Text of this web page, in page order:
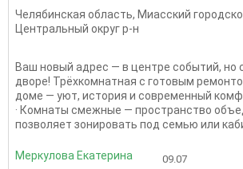
Челябинская область, Миасский
Центральный округ р-н
Ваш новый адрес — в центре событий, но
дворе! Трёхкомнатная с готовым
доме — уют, история и современный
· Комнаты смежные — пространство
позволяет зонировать под семью или
Меркулова Екатерина 09.07